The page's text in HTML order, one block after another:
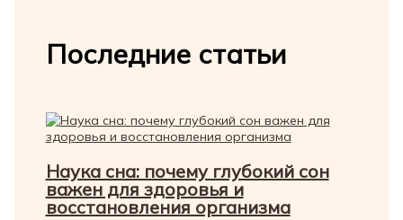
Последние статьи
Наука сна: почему глубокий сон
важен для здоровья и
восстановления организма